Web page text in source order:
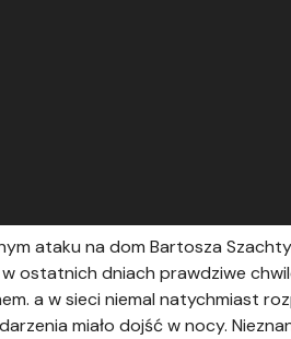
ataku na dom Bartosza
ostatnich dniach prawdziwe
a w sieci niemal natychmiast
miało dojść w nocy.